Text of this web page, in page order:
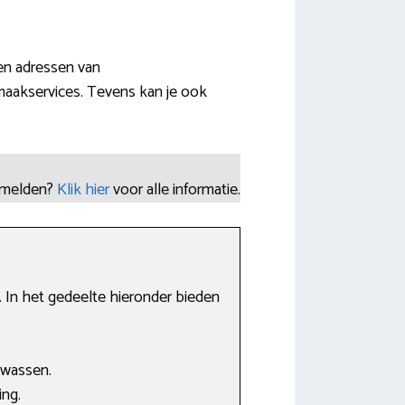
adressen van
Tevens kan je ook
Klik hiervoor alle informatie.
het gedeelte hieronder bieden